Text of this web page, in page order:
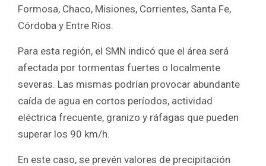
Formosa, Chaco, Misiones, Corrientes, Santa Fe,
Córdoba y Entre Ríos.
Para esta región, el SMN indicó que el área será
afectada por tormentas fuertes o localmente
severas. Las mismas podrían provocar abundante
caída de agua en cortos períodos, actividad
eléctrica frecuente, granizo y ráfagas que pueden
superar los 90 km/h.
En este caso, se prevén valores de precipitación